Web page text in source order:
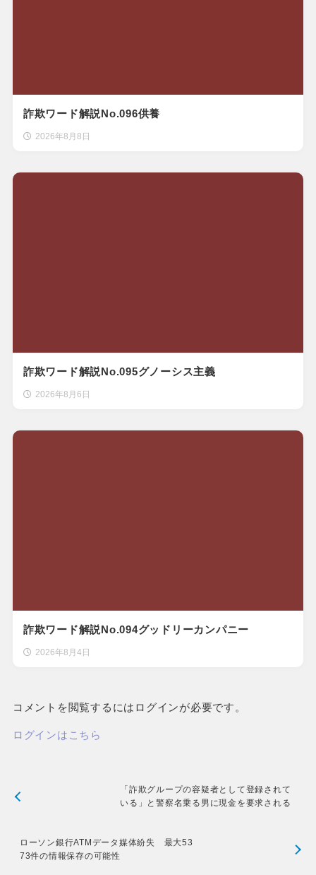
詐欺ワード解説No.096供養
2026年8月8日
詐欺ワード解説No.095グノーシス主義
2026年8月6日
詐欺ワード解説No.094グッドリーカンパニー
2026年8月4日
コメントを閲覧するにはログインが必要です。
ログインはこちら
「詐欺グループの容疑者として登録されて
いる」と警察名乗る男に現金を要求される
ローソン銀行ATMデータ媒体紛失 最大53
73件の情報保存の可能性